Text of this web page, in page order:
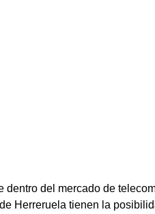
del mercado de
Herreruela tienen la